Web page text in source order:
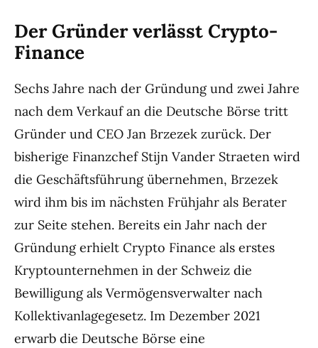
Der Gründer verlässt Crypto-
Finance
Sechs Jahre nach der Gründung und zwei Jahre
nach dem Verkauf an die Deutsche Börse tritt
Gründer und CEO Jan Brzezek zurück. Der
bisherige Finanzchef Stijn Vander Straeten wird
die Geschäftsführung übernehmen, Brzezek
wird ihm bis im nächsten Frühjahr als Berater
zur Seite stehen. Bereits ein Jahr nach der
Gründung erhielt Crypto Finance als erstes
Kryptounternehmen in der Schweiz die
Bewilligung als Vermögensverwalter nach
Kollektivanlagegesetz. Im Dezember 2021
erwarb die Deutsche Börse eine